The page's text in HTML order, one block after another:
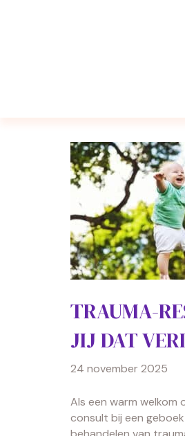
TRAUMA-
JIJ DAT
24 november 2025
Als een warm
consult bij een